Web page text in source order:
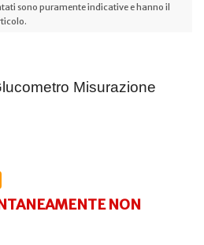
sono puramente indicative e hanno il
Misurazione
NON